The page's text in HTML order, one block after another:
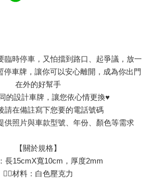
臨時停車，又怕擋到路口、起爭議，放一
停車牌，讓你可以安心離開，成為你出門
在外的好幫手
同的設計車牌，讓您依心情更換♥
後請在備註寫下您要的電話號碼
供照片與車款型號、年份、顏色等需求
【關於規格】
：長15cmX寬10cm，厚度2mm
👉🏻材料：白色壓克力